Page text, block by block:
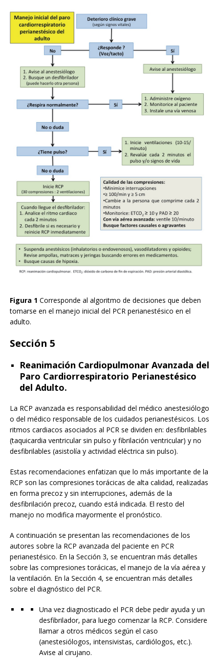
Figura 1 Corresponde al algoritmo de decisiones que deben
tomarse en el manejo inicial del PCR perianestésico en el
adulto.
Sección 5
Reanimación Cardiopulmonar Avanzada del
Paro Cardiorrespiratorio Perianestésico
del Adulto.
La RCP avanzada es responsabilidad del médico anestesiólogo
o del médico responsable de los cuidados perianestésicos. Los
ritmos cardiacos asociados al PCR se dividen en: desfibrilables
(taquicardia ventricular sin pulso y fibrilación ventricular) y no
desfibrilables (asistolía y actividad eléctrica sin pulso).
Estas recomendaciones enfatizan que lo más importante de la
RCP son las compresiones torácicas de alta calidad, realizadas
en forma precoz y sin interrupciones, además de la
desfibrilación precoz, cuando está indicada. El resto del
manejo no modifica mayormente el pronóstico.
A continuación se presentan las recomendaciones de los
autores sobre la RCP avanzada del paciente en PCR
perianestésico. En la Sección 3, se encuentran más detalles
sobre las compresiones torácicas, el manejo de la vía aérea y
la ventilación. En la Sección 4, se encuentran más detalles
sobre el diagnóstico del PCR.
Una vez diagnosticado el PCR debe pedir ayuda y un
desfibrilador, para luego comenzar la RCP. Considere
llamar a otros médicos según el caso
(anestesiólogos, intensivistas, cardiólogos, etc.).
Avise al cirujano.